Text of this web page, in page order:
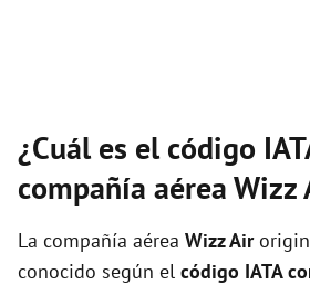
¿Cuál es el código
compañía aérea Wizz
La compañía aérea Wizz Air
conocido según el código IATA